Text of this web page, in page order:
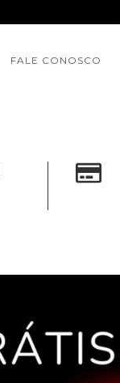
FALE CONOSCO